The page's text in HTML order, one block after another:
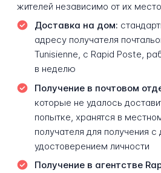
жителей независимо от их
Доставка на дом:
адресу получателя
Tunisienne, с Rapid Poste,
в неделю
Получение в почтовом
которые не удалось
попытке, хранятся в
получателя для получения
удостоверением личности
Получение в агентстве